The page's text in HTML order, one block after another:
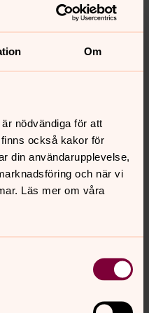
Om
nödvändiga för att
också kakor för
din användarupplevelse,
och när vi
Läs mer om våra
något. Gåvor som
framtidstro.
hopp
kyrkans arbete
deras berättelser och
kan göra.
din e-post
får du
och